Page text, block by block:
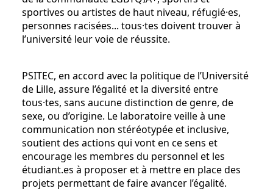
sportives ou artistes de haut niveau, réfugié·es,
personnes racisées... tous·tes doivent trouver à
l’université leur voie de réussite.
PSITEC, en accord avec la politique de l’Université
de Lille, assure l’égalité et la diversité entre
tous·tes, sans aucune distinction de genre, de
sexe, ou d’origine. Le laboratoire veille à une
communication non stéréotypée et inclusive,
soutient des actions qui vont en ce sens et
encourage les membres du personnel et les
étudiant.es à proposer et à mettre en place des
projets permettant de faire avancer l’égalité.